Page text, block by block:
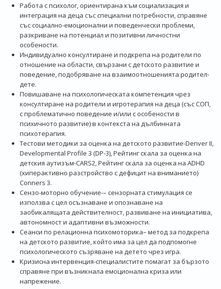
Работа с психолог, ориентирана към социализация и
интеграция на деца със специални потребности, справяне
със социално-емоционални и поведенчески проблеми,
разкриване на потенциал и позитивни личностни
особености.
Индивидуално консултиране и подкрепа на родители по
отношение на области, свързани с детското развитие и
поведение, подобряване на взаимоотношенията родител-
дете.
Повишаване на психологическата компетенция чрез
консултиране на родители и игротерапия на деца (със СОП,
с проблематично поведение и/или с особености в
психичното развитие) в контекста на дълбинната
психотерапия.
Тестови методики за оценка на детското развитие-Denver II,
Developmental Profile 3 (DP-3), Рейтинг скала за оценка на
детския аутизъм-CARS2, Рейтинг скала за оценка на ADHD
(хиперактивно разстройство с дефицит на вниманието)
Conners 3.
Сензо-моторно обучение-– сензорната стимулация се
използва с цел осъзнаване и опознаване на
заобикалящата действителност, развиване на инициатива,
автономност и адаптивни възможности.
Сеанси по релационна психомоторика– метод за подкрепа
на детското развитие, който има за цел да подпомогне
психологическото съзряване на детето чрез игра.
Кризисна интервенция-специалистите помагат за бързото
справяне при възникнала емоционална криза или
напрежение.